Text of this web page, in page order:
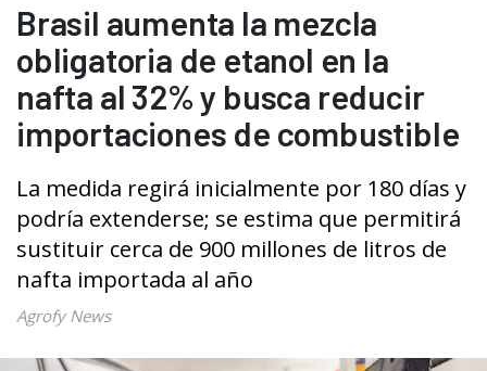
Brasil aumenta la mezcla
obligatoria de etanol en la
nafta al 32% y busca reducir
importaciones de combustible
La medida regirá inicialmente por 180 días y
podría extenderse; se estima que permitirá
sustituir cerca de 900 millones de litros de
nafta importada al año
Agrofy News